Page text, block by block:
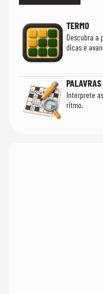
TERMO
Descubra a
dicas e
Interprete
ritmo.